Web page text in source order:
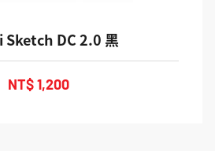
Sketch DC 2.0 黑
NT$ 1,200